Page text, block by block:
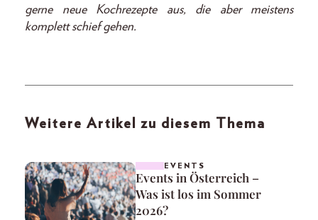
gerne neue Kochrezepte aus, die aber meistens
komplett schief gehen.
Weitere Artikel zu diesem Thema
EVENTS
Events in Österreich –
Was ist los im Sommer
2026?